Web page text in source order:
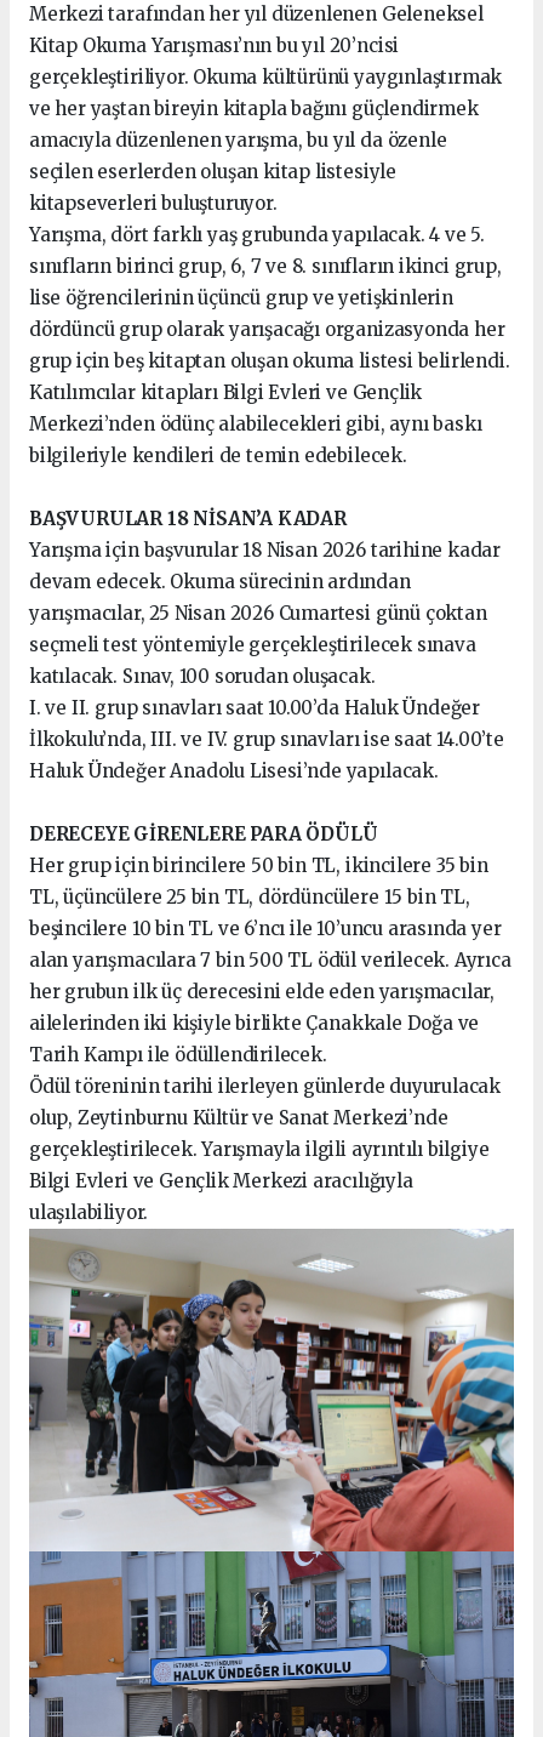
Merkezi tarafından her yıl düzenlenen Geleneksel
Kitap Okuma Yarışması’nın bu yıl 20’ncisi
gerçekleştiriliyor. Okuma kültürünü yaygınlaştırmak
ve her yaştan bireyin kitapla bağını güçlendirmek
amacıyla düzenlenen yarışma, bu yıl da özenle
seçilen eserlerden oluşan kitap listesiyle
kitapseverleri buluşturuyor.
Yarışma, dört farklı yaş grubunda yapılacak. 4 ve 5.
sınıfların birinci grup, 6, 7 ve 8. sınıfların ikinci grup,
lise öğrencilerinin üçüncü grup ve yetişkinlerin
dördüncü grup olarak yarışacağı organizasyonda her
grup için beş kitaptan oluşan okuma listesi belirlendi.
Katılımcılar kitapları Bilgi Evleri ve Gençlik
Merkezi’nden ödünç alabilecekleri gibi, aynı baskı
bilgileriyle kendileri de temin edebilecek.
BAŞVURULAR 18 NİSAN’A KADAR
Yarışma için başvurular 18 Nisan 2026 tarihine kadar
devam edecek. Okuma sürecinin ardından
yarışmacılar, 25 Nisan 2026 Cumartesi günü çoktan
seçmeli test yöntemiyle gerçekleştirilecek sınava
katılacak. Sınav, 100 sorudan oluşacak.
I. ve II. grup sınavları saat 10.00’da Haluk Ündeğer
İlkokulu’nda, III. ve IV. grup sınavları ise saat 14.00’te
Haluk Ündeğer Anadolu Lisesi’nde yapılacak.
DERECEYE GİRENLERE PARA ÖDÜLÜ
Her grup için birincilere 50 bin TL, ikincilere 35 bin
TL, üçüncülere 25 bin TL, dördüncülere 15 bin TL,
beşincilere 10 bin TL ve 6’ncı ile 10’uncu arasında yer
alan yarışmacılara 7 bin 500 TL ödül verilecek. Ayrıca
her grubun ilk üç derecesini elde eden yarışmacılar,
ailelerinden iki kişiyle birlikte Çanakkale Doğa ve
Tarih Kampı ile ödüllendirilecek.
Ödül töreninin tarihi ilerleyen günlerde duyurulacak
olup, Zeytinburnu Kültür ve Sanat Merkezi’nde
gerçekleştirilecek. Yarışmayla ilgili ayrıntılı bilgiye
Bilgi Evleri ve Gençlik Merkezi aracılığıyla
ulaşılabiliyor.